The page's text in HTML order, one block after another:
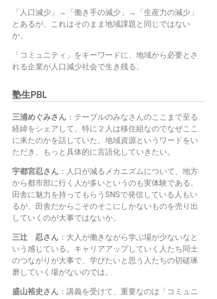
「人口減少」→「働き手の減少」→「生産力の減少」
とあるが、これはそのまま地域課題と同じではない
か。
「コミュニティ」をキーワードに、地域から必要とさ
れる企業が人口減少社会で生き残る。
塾生PBL
三浦めぐみさん ：テーブルのみなさんのここまで至る
経緯をシェアして、特に２人は移住組なのでなぜここ
に来たのかを話していた。地域資源というワードをい
ただき、もっと具体的に言語化していきたい。
宇都宮忍さん ：人口が減るメカニズムについて、地方
から都市部に行く人が多いというのも実体験である。
田舎に魅力を持ってもらうSNSで発信している人もい
るが、田舎だからこそのそこにしかないものを売り出
していくのが大事ではないか。
三辻 忍さん ：大人が働きながら学ぶ場が少ないなと
いう感じている。キャリアアップしていく人たち同士
のつながりが大事で、学びたいと思う人たちの切磋琢
磨していく場がないのでは。
盛山裕史さん ：講義を受けて、重要なのは「コミュニ